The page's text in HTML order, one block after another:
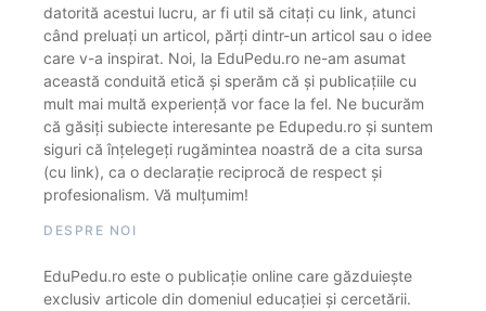
datorită acestui lucru, ar fi util să citați cu link, atunci
când preluați un articol, părți dintr-un articol sau o idee
care v-a inspirat. Noi, la EduPedu.ro ne-am asumat
această conduită etică și sperăm că și publicațiile cu
mult mai multă experiență vor face la fel. Ne bucurăm
că găsiți subiecte interesante pe Edupedu.ro și suntem
siguri că înțelegeți rugămintea noastră de a cita sursa
(cu link), ca o declarație reciprocă de respect și
profesionalism. Vă mulțumim!
DESPRE NOI
EduPedu.ro este o publicație online care găzduiește
exclusiv articole din domeniul educației și cercetării.